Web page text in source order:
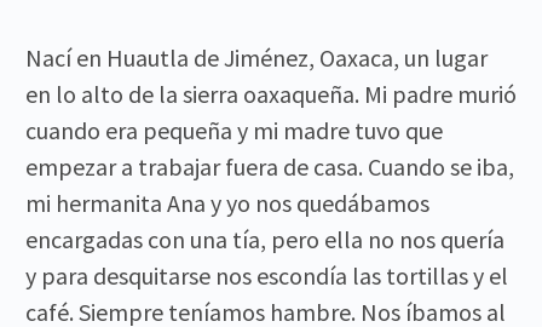
Nací en Huautla de Jiménez, Oaxaca, un lugar
en lo alto de la sierra oaxaqueña. Mi padre murió
cuando era pequeña y mi madre tuvo que
empezar a trabajar fuera de casa. Cuando se iba,
mi hermanita Ana y yo nos quedábamos
encargadas con una tía, pero ella no nos quería
y para desquitarse nos escondía las tortillas y el
café. Siempre teníamos hambre. Nos íbamos al